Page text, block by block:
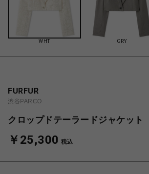
WHT GRY
FURFUR
渋谷PARCO
クロップドテーラードジャケット
￥25,300 税込